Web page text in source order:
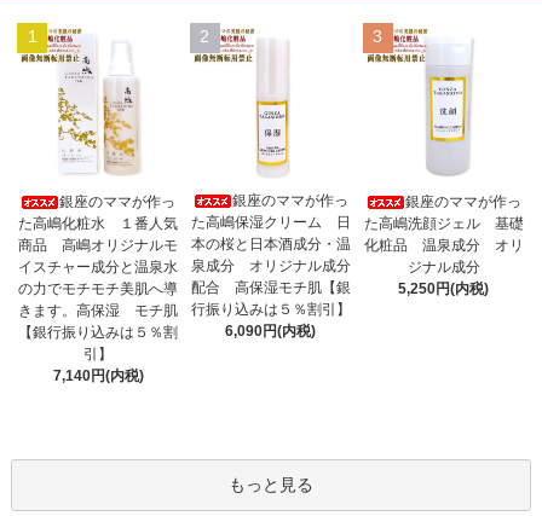
1
銀座のママが作っ
た高嶋化粧水 １番人気
商品 高嶋オリジナルモ
イスチャー成分と温泉水
の力でモチモチ美肌へ導
きます。高保湿 モチ肌
【銀行振り込みは５％割
引】
7,140円(内税)
2
銀座のママが作っ
た高嶋保湿クリーム 日
本の桜と日本酒成分・温
泉成分 オリジナル成分
配合 高保湿モチ肌【銀
行振り込みは５％割引】
6,090円(内税)
3
銀座のママが作っ
た高嶋洗顔ジェル 基礎
化粧品 温泉成分 オリ
ジナル成分
5,250円(内税)
もっと見る